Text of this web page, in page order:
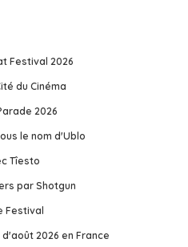
Festival 2026
du Cinéma
2026
le nom d'Ublo
Tîesto
par Shotgun
Festival
2026 en France